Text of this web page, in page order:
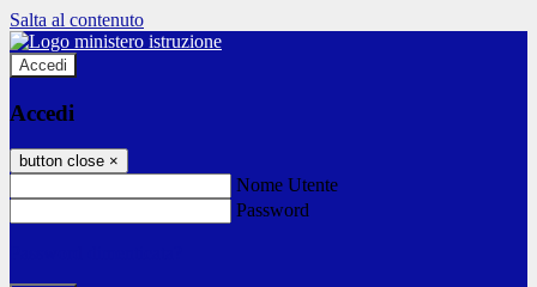
Salta al contenuto
Accedi
Accedi
button close ×
Nome Utente
Password